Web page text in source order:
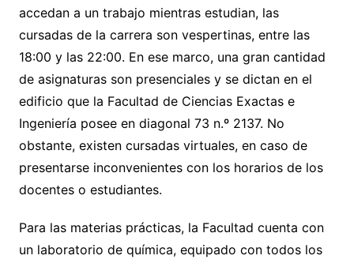
accedan a un trabajo mientras estudian, las
cursadas de la carrera son vespertinas, entre las
18:00 y las 22:00. En ese marco, una gran cantidad
de asignaturas son presenciales y se dictan en el
edificio que la Facultad de Ciencias Exactas e
Ingeniería posee en diagonal 73 n.º 2137. No
obstante, existen cursadas virtuales, en caso de
presentarse inconvenientes con los horarios de los
docentes o estudiantes.
Para las materias prácticas, la Facultad cuenta con
un laboratorio de química, equipado con todos los